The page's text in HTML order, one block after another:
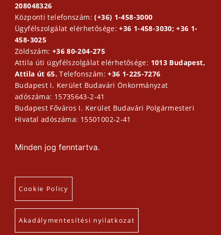
208048326
Központi telefonszám:(+36) 1-458-3000
Ügyfélszolgálat elérhetősége:+36 1-458-3030; +36 1-
458-3025
Zöldszám: +36 80-204-275
Attila úti ügyfélszolgálat elérhetősége: 1013 Budapest,
Attila út 65.Telefonszám:+36 1-225-7276
Budapest I. Kerület Budavári Önkormányzat
adószáma: 15735643-2-41
Budapest Főváros I. Kerület Budavári Polgármesteri
Hivatal adószáma: 15501002-2-41
Minden jog fenntartva.
Cookie Policy
Akadálymentesítési nyilatkozat